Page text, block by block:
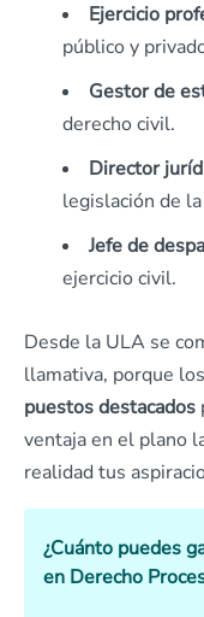
Ejercicio
público y
Gestor de
derecho civil.
Director
legislación de
Jefe de
ejercicio civil.
Desde la ULA se
llamativa, porque
puestos destacados
ventaja en el plano
realidad tus
¿Cuánto puedes
en Derecho